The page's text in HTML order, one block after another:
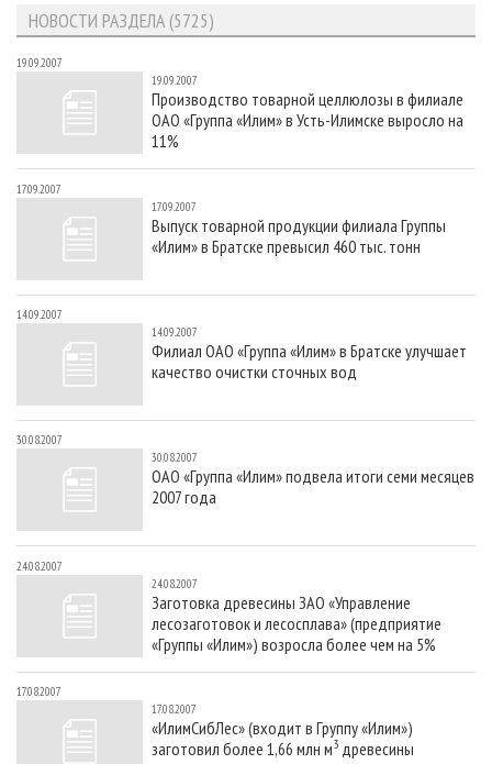
СУШКА ДРЕВЕСИНЫ
ДЕРЕВЯННОЕ ДОМОСТРОЕНИЕ
ПРОИЗВОДСТВО МЕБЕЛИ
БИОЭНЕРГЕТИКА
ЦБП
ИНСТРУМЕНТ И МАТЕРИАЛЫ
ПЕРСОНЫ
МОБИЛЬНЫЕ ВЫСТАВКИ
ОФИЦИАЛЬНЫЕ ДЕЛЕГАЦИИ
ПРИОРИТЕТНЫЕ ИНВЕСТПРОЕКТЫ
RUSSIAN FORESTRY REVIEW
ГАЗЕТА ЛЕСПРОМФОРУМ
БИБЛИОТЕКА СПЕЦИАЛИСТА
КОНТАКТЫ
РЕКЛАМА
РЕКЛАМА НА САЙТЕ
НОВОСТИ РАЗДЕЛА (5725)
19.09.2007
19.09.2007
Производство товарной целлюлозы в филиале
ОАО «Группа «Илим» в Усть-Илимске выросло на
11%
17.09.2007
17.09.2007
Выпуск товарной продукции филиала Группы
«Илим» в Братске превысил 460 тыс. тонн
14.09.2007
14.09.2007
Филиал ОАО «Группа «Илим» в Братске улучшает
качество очистки сточных вод
30.08.2007
30.08.2007
ОАО «Группа «Илим» подвела итоги семи месяцев
2007 года
24.08.2007
24.08.2007
Заготовка древесины ЗАО «Управление
лесозаготовок и лесосплава» (предприятие
«Группы «Илим») возросла более чем на 5%
17.08.2007
17.08.2007
«ИлимСибЛес» (входит в Группу «Илим»)
заготовил более 1,66 млн м3 древесины